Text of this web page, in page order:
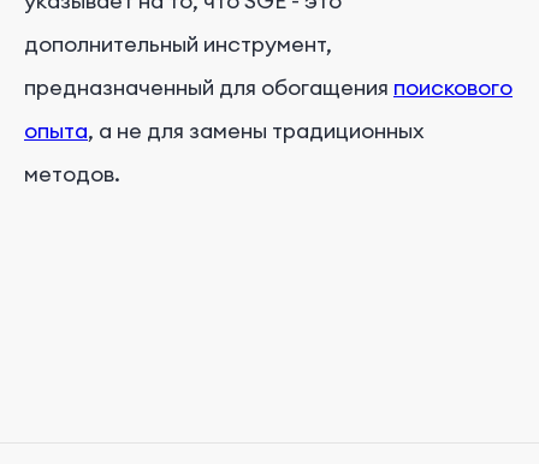
дополнительный инструмент,
предназначенный для обогащения поискового
опыта, а не для замены традиционных
методов.